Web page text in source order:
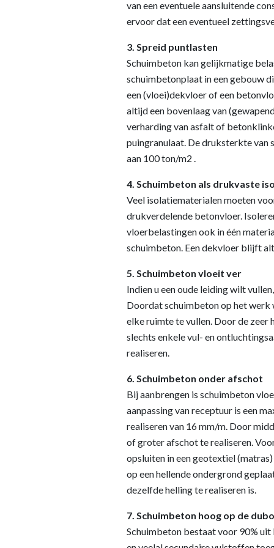
van een eventuele aansluitende
ervoor dat een eventueel
3. Spreid puntlasten
Schuimbeton kan gelijkmatige
schuimbetonplaat in een gebouw
een (vloei)dekvloer of een
altijd een bovenlaag van
verharding van asfalt of
puingranulaat. De druksterkte van
aan 100 ton/m2 .
4. Schuimbeton als drukvaste
Veel isolatiematerialen moeten
drukverdelende betonvloer.
vloerbelastingen ook in één
schuimbeton. Een dekvloer blijft
5. Schuimbeton vloeit ver
Indien u een oude leiding wilt
Doordat schuimbeton op het werk
elke ruimte te vullen. Door de zeer
slechts enkele vul- en
realiseren.
6. Schuimbeton onder afschot
Bij aanbrengen is schuimbeton
aanpassing van receptuur is een
realiseren van 16 mm/m. Door
of groter afschot te realiseren.
opsluiten in een geotextiel
op een hellende ondergrond
dezelfde helling te realiseren is.
7. Schuimbeton hoog op de
Schuimbeton bestaat voor 90%